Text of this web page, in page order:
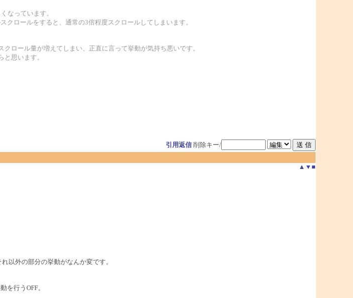
なっています。
ロールをすると、通常の3倍程度スクロールしてしまいます。
ロール量が増えてしまい、正直に言って挙動が気持ち悪いです。
思います。
引用返信 削除キー/
▲ ▼ ■
以外の部分の挙動がなんか変です。
を行うOFF。